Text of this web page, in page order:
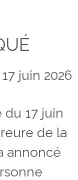
juin 2026
17 juin
de la
annoncé